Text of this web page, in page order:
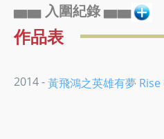
▅▅ 入圍紀錄 ▅▅
作品表
2014 -黃飛鴻之英雄有夢